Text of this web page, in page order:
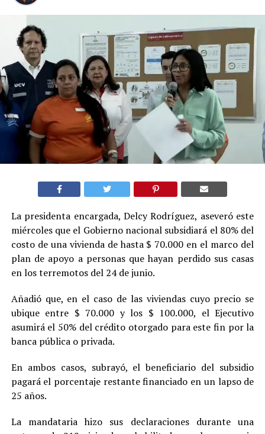
La presidenta encargada, Delcy Rodríguez, aseveró este
miércoles que el Gobierno nacional subsidiará el 80% del
costo de una vivienda de hasta $ 70.000 en el marco del
plan de apoyo a personas que hayan perdido sus casas
en los terremotos del 24 de junio.
Añadió que, en el caso de las viviendas cuyo precio se
ubique entre $ 70.000 y los $ 100.000, el Ejecutivo
asumirá el 50% del crédito otorgado para este fin por la
banca pública o privada.
En ambos casos, subrayó, el beneficiario del subsidio
pagará el porcentaje restante financiado en un lapso de
25 años.
La mandataria hizo sus declaraciones durante una